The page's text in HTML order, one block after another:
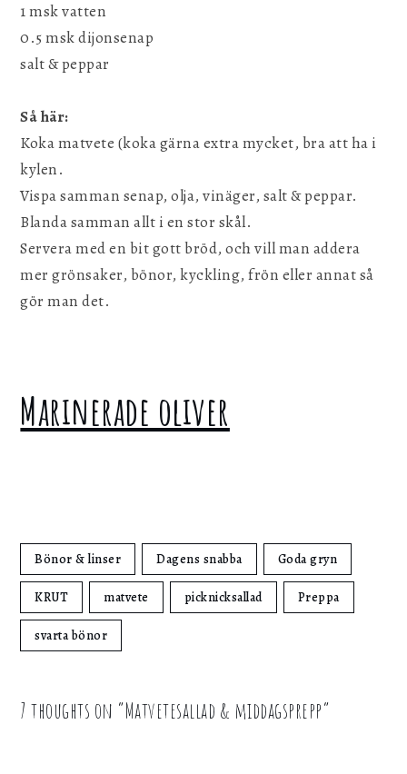
1 msk vatten
0.5 msk dijonsenap
salt & peppar
Så här:
Koka matvete (koka gärna extra mycket, bra att ha i
kylen.
Vispa samman senap, olja, vinäger, salt & peppar.
Blanda samman allt i en stor skål.
Servera med en bit gott bröd, och vill man addera
mer grönsaker, bönor, kyckling, frön eller annat så
gör man det.
Marinerade oliver
Bönor & linser Dagens snabba Goda gryn
KRUT matvete picknicksallad Preppa
svarta bönor
7 thoughts on “Matvetesallad & middagsprepp”